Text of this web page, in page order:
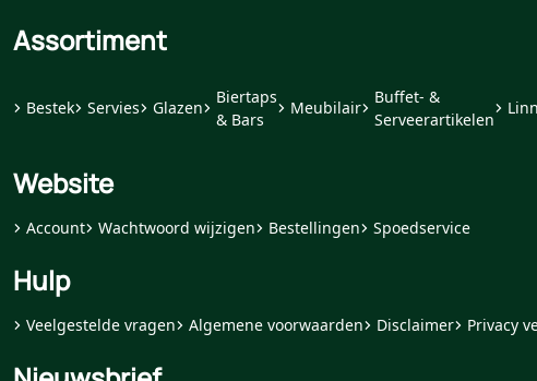
Assortiment
Bestek Servies Glazen
Biertaps
& Bars
Meubilair
Buffet- &
Serveerartikelen
Website
Account Wachtwoord wijzigen Bestellingen Spoedservice
Hulp
Veelgestelde vragen Algemene voorwaarden Disclaimer Privacy